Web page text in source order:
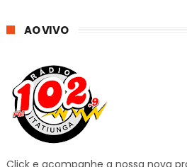
AO VIVO
Click e acompanhe a nossa nova